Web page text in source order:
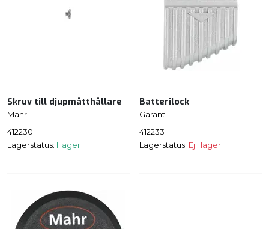
Skruv till djupmåtthållare
Mahr
412230
Lagerstatus: I lager
Batterilock
Garant
412233
Lagerstatus: Ej i lager